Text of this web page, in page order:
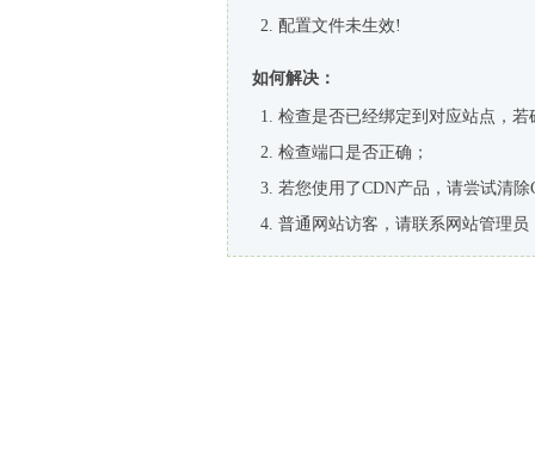
配置文件未生效!
如何解决：
检查是否已经绑定到对应站点，
检查端口是否正确；
若您使用了CDN产品，请尝试清除
普通网站访客，请联系网站管理员